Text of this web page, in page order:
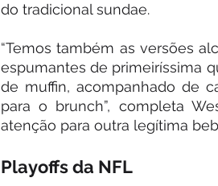
do tradicional sundae.
“Temos também as versões
espumantes de primeiríssima
de muffin, acompanhado de
para o brunch”, completa
atenção para outra legítima
Playoffs da NFL